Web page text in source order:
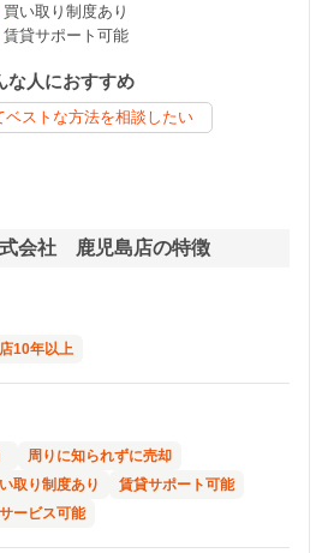
買い取り制度あり
賃貸サポート可能
な人におすすめ
ベストな方法を相談したい
会社 鹿児島店の特徴
10年以上
周りに知られずに売却
取り制度あり
賃貸サポート可能
ービス可能